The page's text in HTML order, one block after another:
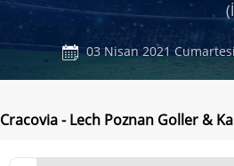
03 Nisan 2021 Cumartesi
Cracovia - Lech Poznan Goller &